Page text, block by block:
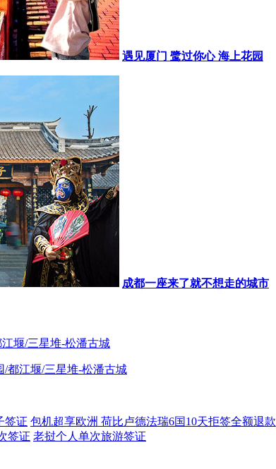
遇见厦门 鹭过你心 海上花园
成都一座来了就不想走的城市
/都江堰/三星堆-松潘古城
签证 包机超享欧洲 荷比卢德法瑞6国10天拒签全额退款
签证 老挝个人单次旅游签证